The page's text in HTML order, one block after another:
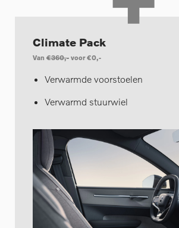
Climate Pack
Van €360,- voor €0,-
Verwarmde voorstoelen
Verwarmd stuurwiel